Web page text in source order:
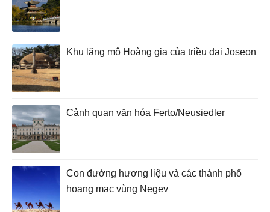
Khu lăng mộ Hoàng gia của triều đại Joseon
Cảnh quan văn hóa Ferto/Neusiedler
Con đường hương liệu và các thành phố
hoang mạc vùng Negev